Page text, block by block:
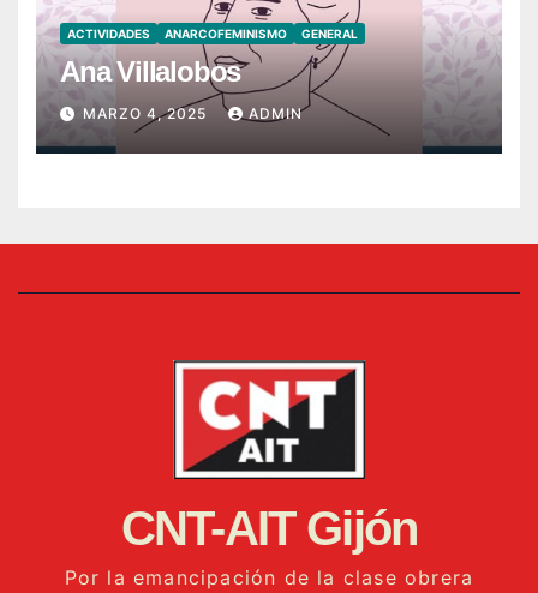
ACTIVIDADES ANARCOFEMINISMO GENERAL
Ana Villalobos
MARZO 4, 2025 ADMIN
CNT-AIT Gijón
Por la emancipación de la clase obrera